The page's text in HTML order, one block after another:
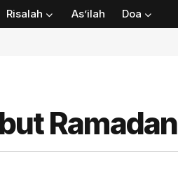
Risalah As’ilah Doa
Ramadan